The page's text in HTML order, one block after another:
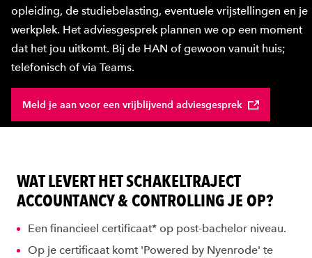
opleiding, de studiebelasting, eventuele vrijstellingen en je
werkplek. Het adviesgesprek plannen we op een moment
dat het jou uitkomt. Bij de HAN of gewoon vanuit huis;
telefonisch of via Teams.
Meld je aan voor een vrijblijvend adviesgesprek
WAT LEVERT HET SCHAKELTRAJECT
ACCOUNTANCY & CONTROLLING JE OP?
Een financieel certificaat* op post-bachelor niveau.
Op je certificaat komt 'Powered by Nyenrode' te